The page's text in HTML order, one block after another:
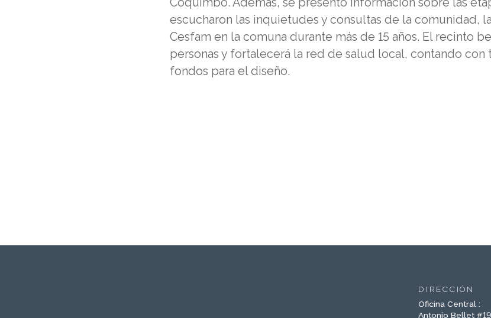
escucharon las inquietudes y consultas de la comunidad,
Cesfam en la comuna durante más de 15 años. El recinto
personas y fortalecerá la red de salud local, contando
fondos para el diseño.
DIRECCIÓN
Oficina Central :
Antonio Bellet